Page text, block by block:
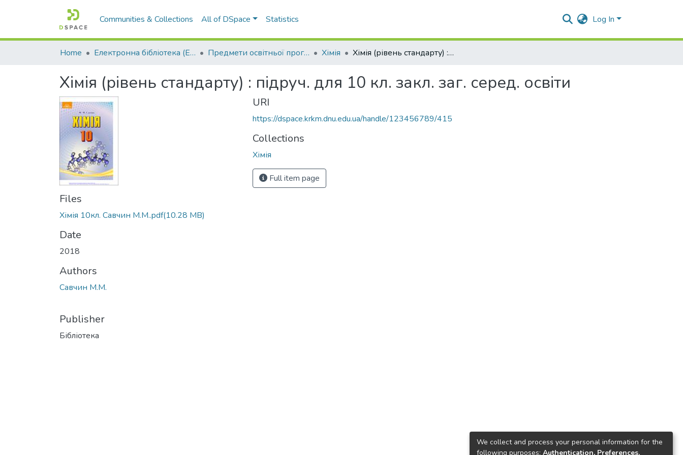
Communities & Collections All of DSpace Statistics Log In
Home Електронна бібліотека (E-Book) Предмети освітньої програми профільної середньої освіти Хімія Хімія (рівень стандарту) : підруч. для 10 кл. закл. заг. серед. освіти
Хімія (рівень стандарту) : підруч. для 10 кл. закл. заг. серед. освіти
Files
Хімія 10кл. Савчин М.М..pdf(10.28 MB)
Date
2018
Authors
Савчин М.М.
Publisher
Бібліотека
URI
https://dspace.krkm.dnu.edu.ua/handle/123456789/415
Collections
Хімія
Full item page
We collect and process your personal information for the
following purposes: Authentication, Preferences,